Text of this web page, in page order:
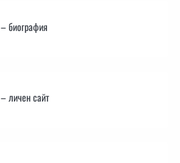
– биография
– личен сайт